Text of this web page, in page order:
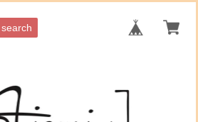
search